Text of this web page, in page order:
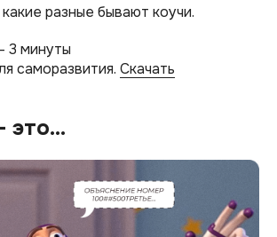
разные бывают коучи.
3 минуты
саморазвития. Скачать
это…